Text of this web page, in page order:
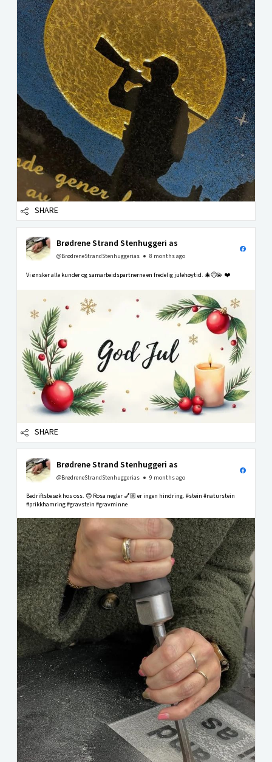
SHARE
Brødrene Strand Stenhuggeri as
@BrødreneStrandStenhuggerias 8 months ago
Vi ønsker alle kunder og samarbeidspartnerne en fredelig julehøytid. 🎄😊💫 ❤️
SHARE
Brødrene Strand Stenhuggeri as
@BrødreneStrandStenhuggerias 9 months ago
Bedriftsbesøk hos oss. 😊 Rosa negler 💅🏼 er ingen hindring. #stein #naturstein
#prikkhamring #gravstein #gravminne